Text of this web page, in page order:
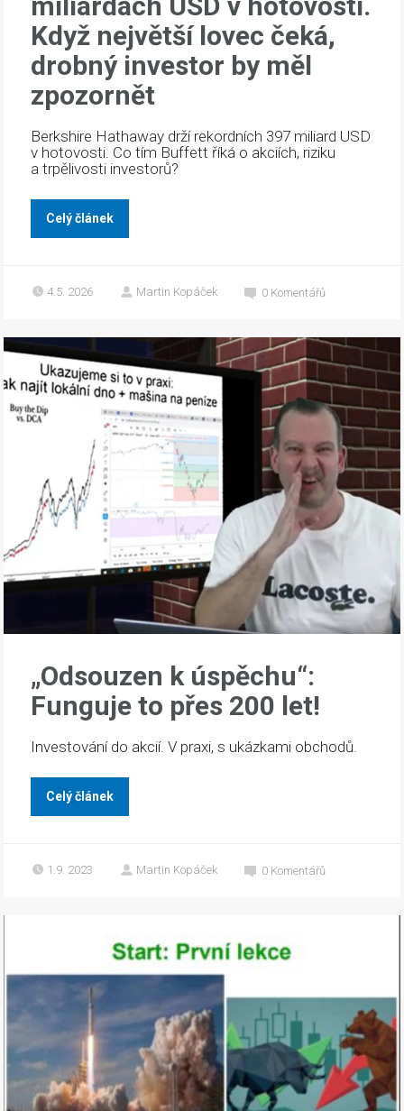
Když největší lovec čeká,
drobný investor by měl
zpozornět
Berkshire Hathaway drží rekordních 397 miliard USD
v hotovosti. Co tím Buffett říká o akciích, riziku
a trpělivosti investorů?
Celý článek
4.5. 2026 Martin Kopáček 0 Komentářů
„Odsouzen k úspěchu“:
Funguje to přes 200 let!
Investování do akcií. V praxi, s ukázkami obchodů.
Celý článek
1.9. 2023 Martin Kopáček 0 Komentářů